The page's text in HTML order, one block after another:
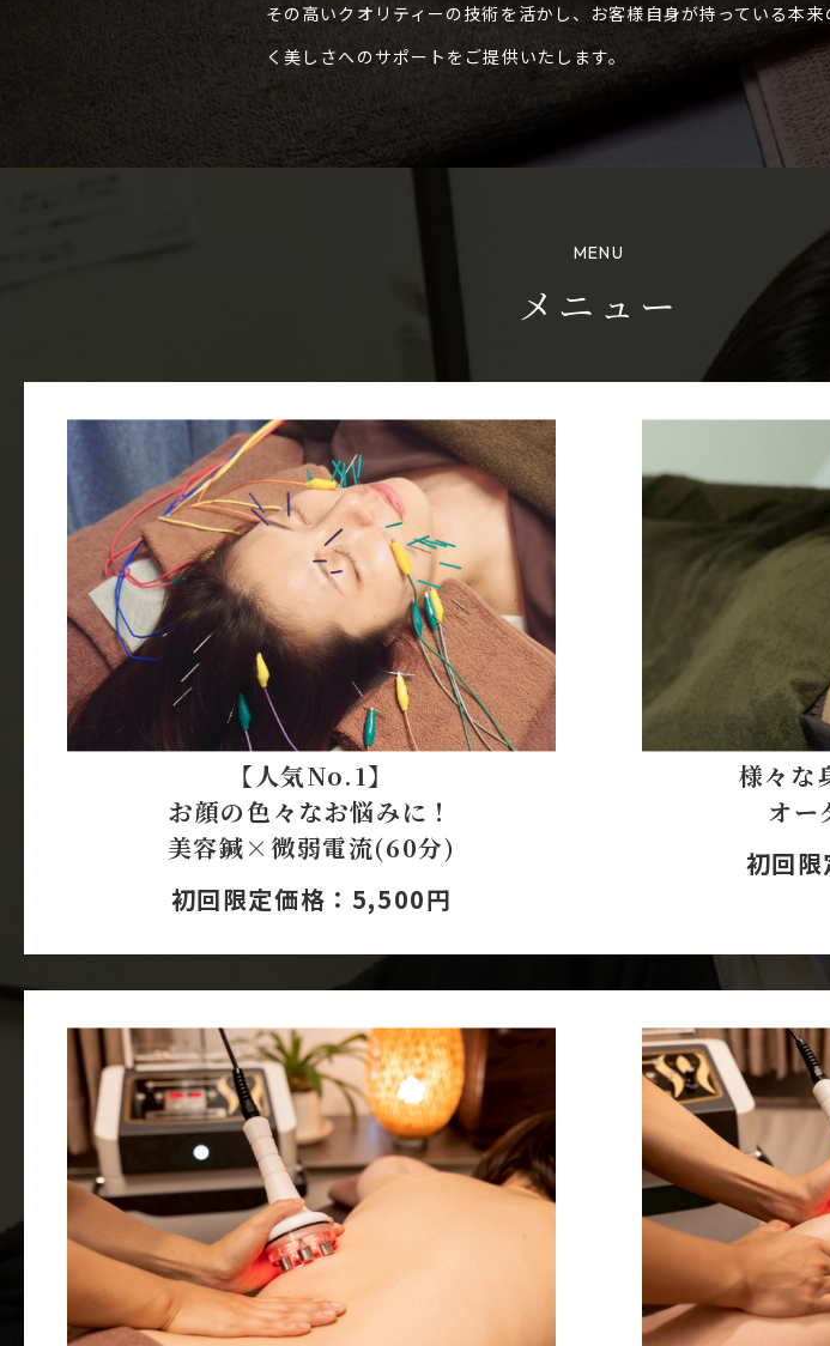
その高いクオリティーの技術を活かし、お客様自身が持っている本
く美しさへのサポートをご提供いたします。
MENU
メニュー
【人気No.1】
お顔の色々なお悩みに！
美容鍼×微弱電流(60分)
初回限定価格：5,500円
様々な
オー
初回